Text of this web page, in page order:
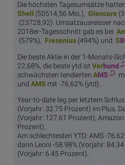
Die höchsten Tagesumsätze hatten
Shell (50514,56 Mio.), Glencore
(23728,92). Umsatzausreisser
2018er-Tagesschnitt gab es bei
(579%), Fresenius (494%) und S
Die beste Aktie in der 1-Monats-
22,68%, die beste ytd ist Verbund
schwächsten tendierten AMS
und AMS mit -76,62% (ytd).
Year-to-date lag per letztem
(Vorjahr: 32.75 Prozent) im Plus.
(Vorjahr: 127.61 Prozent),
Prozent).
Am schlechtesten YTD: AMS -
dann Leoni -58.98% (Vorjahr:
(Vorjahr: 6.45 Prozent).